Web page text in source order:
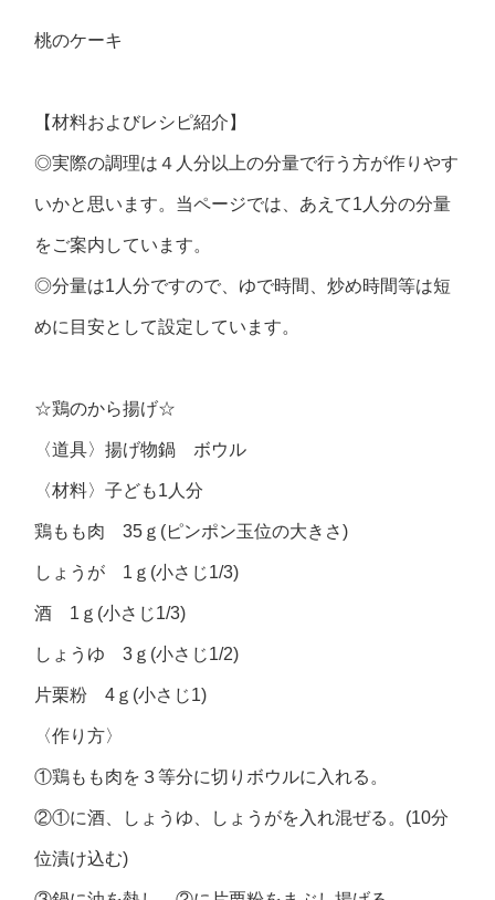
桃のケーキ
【材料およびレシピ紹介】
◎実際の調理は４人分以上の分量で行う方が作りやす
いかと思います。当ページでは、あえて1人分の分量
をご案内しています。
◎分量は1人分ですので、ゆで時間、炒め時間等は短
めに目安として設定しています。
☆鶏のから揚げ☆
〈道具〉揚げ物鍋 ボウル
〈材料〉子ども1人分
鶏もも肉 35ｇ(ピンポン玉位の大きさ)
しょうが 1ｇ(小さじ1/3)
酒 1ｇ(小さじ1/3)
しょうゆ 3ｇ(小さじ1/2)
片栗粉 4ｇ(小さじ1)
〈作り方〉
①鶏もも肉を３等分に切りボウルに入れる。
②①に酒、しょうゆ、しょうがを入れ混ぜる。(10分
位漬け込む)